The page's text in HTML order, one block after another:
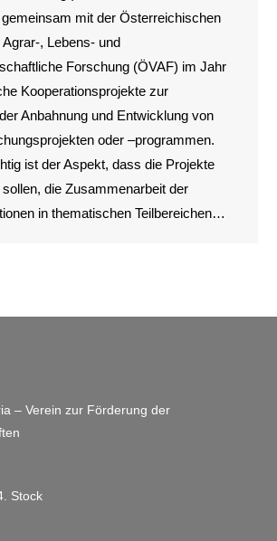
mit der Österreichischen
, Lebens- und
Forschung (ÖVAF) im Jahr
Kooperationsprojekte zur
Anbahnung und Entwicklung von
oder –programmen.
ist der Aspekt, dass die Projekte
die Zusammenarbeit der
in thematischen Teilbereichen…
– Verein zur Förderung der
Stock